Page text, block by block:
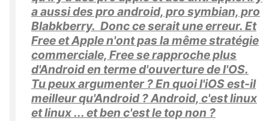
a aussi des pro android, pro symbian, pro
Blabkberry. Donc ce serait une erreur. Et
Free et Apple n'ont pas la même stratégie
commerciale, Free se rapproche plus
d'Android en terme d'ouverture de l'OS.
Tu peux argumenter ? En quoi l'iOS est-il
meilleur qu'Android ? Android, c'est linux
et linux ... et ben c'est le top non ?